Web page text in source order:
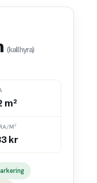
(kallhyra)
m²
M²
kr